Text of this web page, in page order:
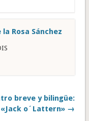
la Rosa Sánchez
breve y bilingüe:
«Jack o´Lattern» →